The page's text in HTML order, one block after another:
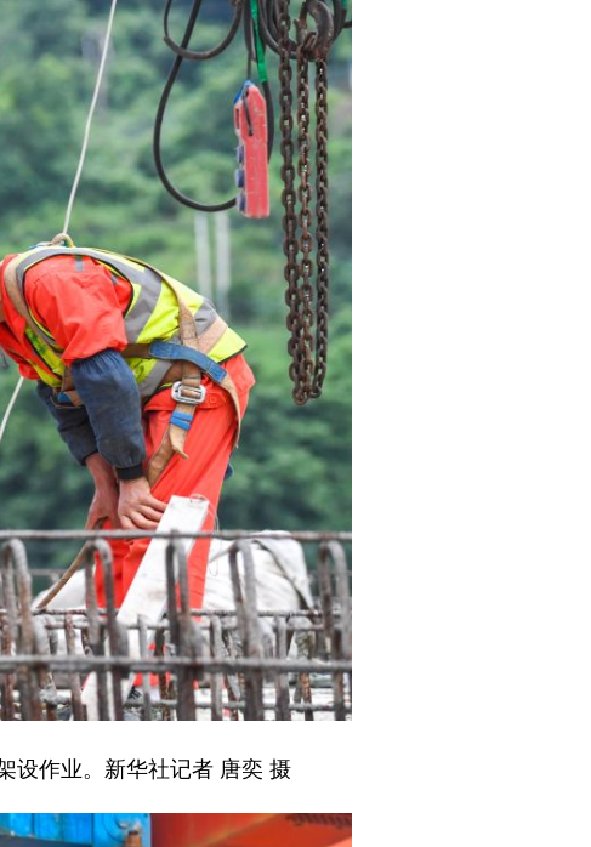
设作业。新华社记者 唐奕 摄